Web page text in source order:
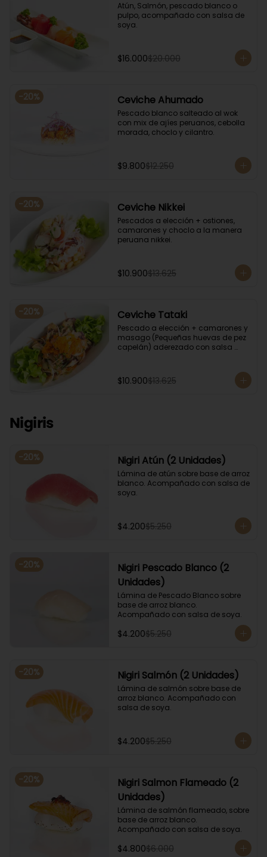
Atún, Salmón, pescado blanco o
pulpo, acompañado con salsa de
soya.
$16.000$20.000
-20% Ceviche Ahumado
Pescado blanco salteado al wok
con mix de ajíes peruanos, cebolla
morada, choclo y cilantro.
$9.800$12.250
-20% Ceviche Nikkei
Pescados a elección + ostiones,
camarones y choclo a la manera
peruana nikkei.
$10.900$13.625
-20% Ceviche Tataki
Pescado a elección + camarones y
masago (Pequeñas huevas de pez
capelán) aderezado con salsa
$10.900$13.625
Nigiris
-20% Nigiri Atún (2 Unidades)
Lámina de atún sobre base de arroz
blanco. Acompañado con salsa de
soya.
$4.200$5.250
-20%
Nigiri Pescado Blanco (2
Unidades)
Lámina de Pescado Blanco sobre
base de arroz blanco.
Acompañado con salsa de soya.
$4.200$5.250
-20% Nigiri Salmón (2 Unidades)
Lámina de salmón sobre base de
arroz blanco. Acompañado con
salsa de soya.
$4.200$5.250
-20%
Nigiri Salmon Flameado (2
Unidades)
Lámina de salmón flameado, sobre
base de arroz blanco.
Acompañado con salsa de soya.
$4.800$6.000